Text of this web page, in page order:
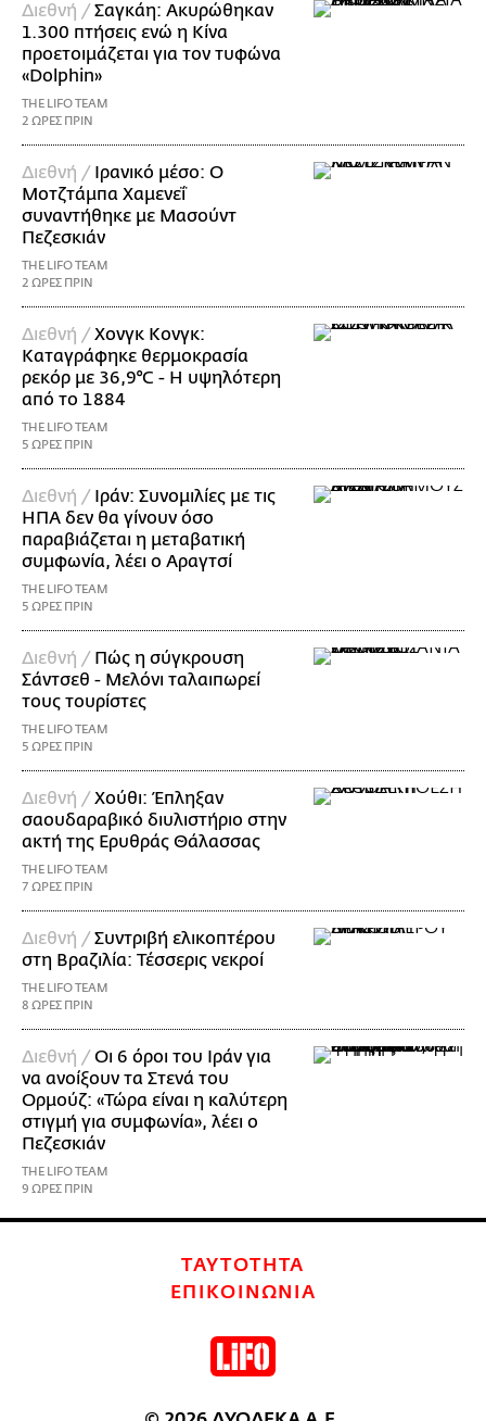
Διεθνή / Σαγκάη: Ακυρώθηκαν
1.300 πτήσεις ενώ η Κίνα
προετοιμάζεται για τον τυφώνα
«Dolphin»
THE LIFO TEAM
2 ΩΡΕΣ ΠΡΙΝ
Διεθνή / Ιρανικό μέσο: Ο
Μοτζτάμπα Χαμενεΐ
συναντήθηκε με Μασούντ
Πεζεσκιάν
THE LIFO TEAM
2 ΩΡΕΣ ΠΡΙΝ
Διεθνή / Χονγκ Κονγκ:
Καταγράφηκε θερμοκρασία
ρεκόρ με 36,9°C - Η υψηλότερη
από το 1884
THE LIFO TEAM
5 ΩΡΕΣ ΠΡΙΝ
Διεθνή / Ιράν: Συνομιλίες με τις
ΗΠΑ δεν θα γίνουν όσο
παραβιάζεται η μεταβατική
συμφωνία, λέει ο Αραγτσί
THE LIFO TEAM
5 ΩΡΕΣ ΠΡΙΝ
Διεθνή / Πώς η σύγκρουση
Σάντσεθ - Μελόνι ταλαιπωρεί
τους τουρίστες
THE LIFO TEAM
5 ΩΡΕΣ ΠΡΙΝ
Διεθνή / Χούθι: Έπληξαν
σαουδαραβικό διυλιστήριο στην
ακτή της Ερυθράς Θάλασσας
THE LIFO TEAM
7 ΩΡΕΣ ΠΡΙΝ
Διεθνή / Συντριβή ελικοπτέρου
στη Βραζιλία: Τέσσερις νεκροί
THE LIFO TEAM
8 ΩΡΕΣ ΠΡΙΝ
Διεθνή / Οι 6 όροι του Ιράν για
να ανοίξουν τα Στενά του
Ορμούζ: «Τώρα είναι η καλύτερη
στιγμή για συμφωνία», λέει ο
Πεζεσκιάν
THE LIFO TEAM
9 ΩΡΕΣ ΠΡΙΝ
ΤΑΥΤΟΤΗΤΑ
ΕΠΙΚΟΙΝΩΝΙΑ